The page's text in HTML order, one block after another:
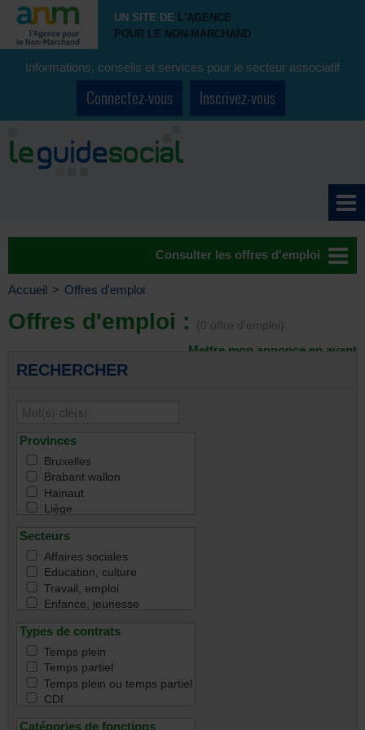
UN SITE DE L'AGENCE
POUR LE NON-MARCHAND
Informations, conseils et services pour le secteur associatif
Connectez-vous Inscrivez-vous
Consulter les offres d'emploi
Accueil > Offres d'emploi
Offres d'emploi : (0 offre d'emploi)
Mettre mon annonce en avant
RECHERCHER
Provinces
Bruxelles
Brabant wallon
Hainaut
Liège
Luxembourg
Toutes
Secteurs
Affaires sociales
Education, culture
Travail, emploi
Enfance, jeunesse
Handicap
Immigration & intégration
Justice & droit
Santé
Santé mentale
Types de contrats
Temps plein
Temps partiel
Temps plein ou temps partiel
CDI
Catégories de fonctions